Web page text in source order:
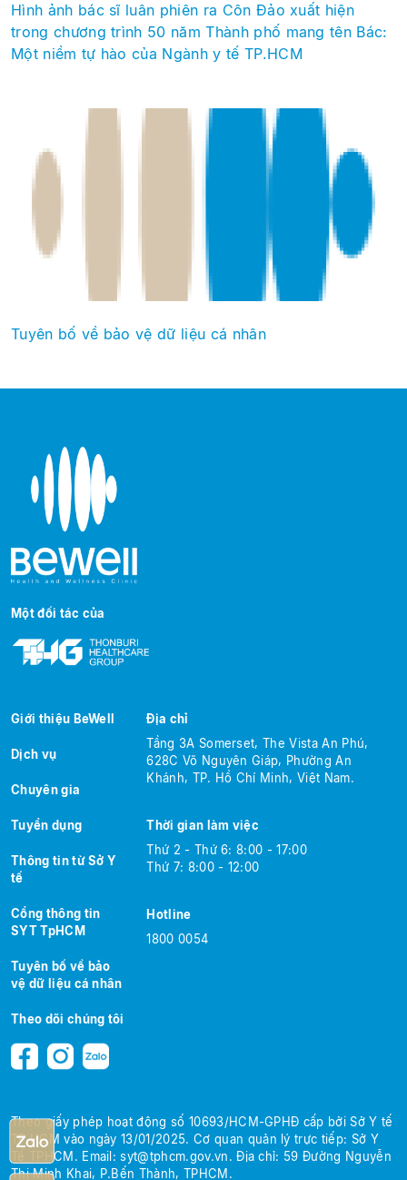
Hình ảnh bác sĩ luân phiên ra Côn Đảo xuất hiện
trong chương trình 50 năm Thành phố mang tên Bác:
Một niềm tự hào của Ngành y tế TP.HCM
Tuyên bố về bảo vệ dữ liệu cá nhân
Một đối tác của
Giới thiệu BeWell
Dịch vụ
Chuyên gia
Tuyển dụng
Thông tin từ Sở Y
tế
Cổng thông tin
SYT TpHCM
Tuyên bố về bảo
vệ dữ liệu cá nhân
Địa chỉ
Tầng 3A Somerset, The Vista An Phú,
628C Võ Nguyên Giáp, Phường An
Khánh, TP. Hồ Chí Minh, Việt Nam.
Thời gian làm việc
Thứ 2 - Thứ 6: 8:00 - 17:00
Thứ 7: 8:00 - 12:00
Hotline
1800 0054
Theo dõi chúng tôi
Theo giấy phép hoạt động số 10693/HCM-GPHĐ cấp bởi Sở Y tế
TP.HCM vào ngày 13/01/2025. Cơ quan quản lý trực tiếp: Sở Y
Tế TPHCM. Email:syt@tphcm.gov.vn.Địa chỉ: 59 Đường Nguyễn
Thị Minh Khai, P.Bến Thành, TPHCM.